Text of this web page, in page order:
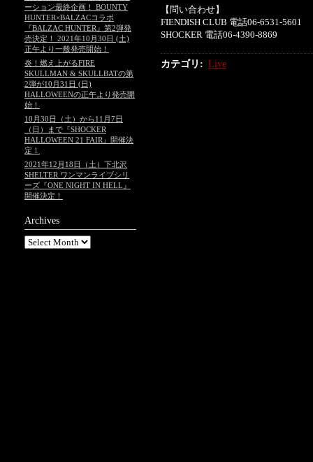
【問い合わせ】
FIENDISH CLUB 電話06-6531-5601
SHOCKER 電話06-4390-8869
カテゴリ : Live
ーション最終企画！ BOUNTY
HUNTER×BALZACコラボ
『BALZAC HUNTER』第2弾発
売決定！ 2021年10月30日 (土)
正午より一般発売開始！
炎！燃え上がるFIRE
SKULLMAN & SKULLBATの第
2弾が10月31日 (日)
HALLOWEENの正午より発売開
始！
10月30日（土）から11月7日
（日）まで『SHOCKER
HALLOWEEN 21 FAIR』開催決
定！
2021年12月18日（土）下北沢
SHELTER ワンマンライブシリ
ーズ『ONE NIGHT IN HELL』
開催決定！
Archives